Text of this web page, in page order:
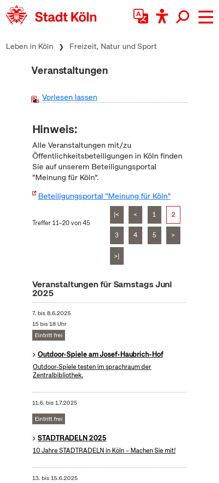
zum Inhalt springen
Leben in Köln Freizeit, Natur und Sport
Veranstaltungen
Vorlesen lassen
Hinweis:
Alle Veranstaltungen mit/zu
Öffentlichkeitsbeteiligungen in Köln finden
Sie auf unserem Beteiligungsportal
"Meinung für Köln".
Beteiligungsportal "Meinung für Köln"
Treffer 11–20 von 45
|< < 1 2
3 4 5 >
>|
Veranstaltungen für Samstags Juni
2025
7. bis8.6.2025
15 bis 18 Uhr
Eintritt frei
Outdoor-Spiele am Josef-Haubrich-Hof
Outdoor-Spiele testen im sprachraum der
Zentralbibliothek.
11.6. bis1.7.2025
Eintritt frei
STADTRADELN 2025
10 Jahre STADTRADELN in Köln – Machen Sie mit!
13. bis15.6.2025